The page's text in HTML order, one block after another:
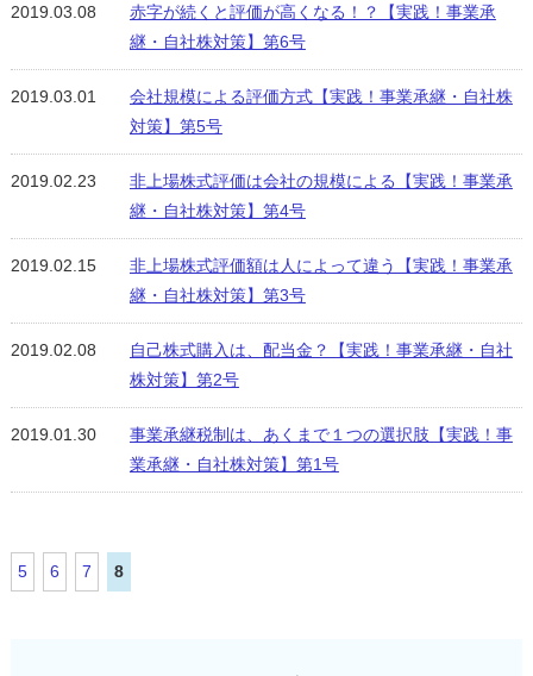
2019.03.08
赤字が続くと評価が高くなる！？【実践！事業承
継・自社株対策】第6号
2019.03.01
会社規模による評価方式【実践！事業承継・自社株
対策】第5号
2019.02.23
非上場株式評価は会社の規模による【実践！事業承
継・自社株対策】第4号
2019.02.15
非上場株式評価額は人によって違う【実践！事業承
継・自社株対策】第3号
2019.02.08
自己株式購入は、配当金？【実践！事業承継・自社
株対策】第2号
2019.01.30
事業承継税制は、あくまで１つの選択肢【実践！事
業承継・自社株対策】第1号
5 6 7 8